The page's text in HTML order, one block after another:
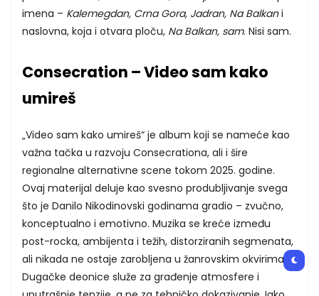
imena – Kalemegdan, Crna Gora, Jadran, Na Balkani
naslovna, koja i otvara ploču, Na Balkan, sam. Nisi sam.
Consecration – Video sam kako
umireš
„Video sam kako umireš“ je album koji se nameće kao
važna tačka u razvoju Consecrationa, ali i šire
regionalne alternativne scene tokom 2025. godine.
Ovaj materijal deluje kao svesno produbljivanje svega
što je Danilo Nikodinovski godinama gradio – zvučno,
konceptualno i emotivno. Muzika se kreće između
post-rocka, ambijenta i težih, distorziranih segmenata,
ali nikada ne ostaje zarobljena u žanrovskim okvirima.
Dugačke deonice služe za građenje atmosfere i